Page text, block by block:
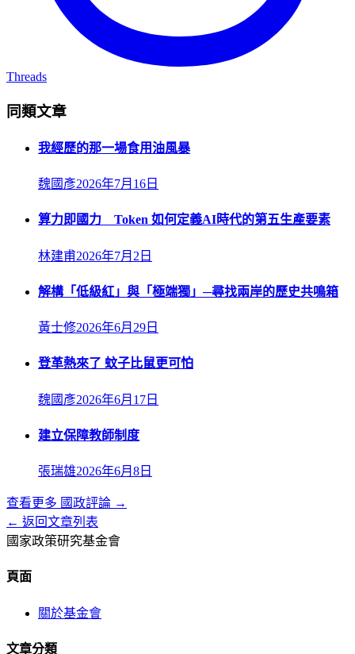
Threads
同類文章
我經歷的那一場食用油風暴
魏國彥2026年7月16日
算力即國力 Token 如何定義AI時代的第五生產要素
林建甫2026年7月2日
解構「低級紅」與「極端獨」─尋找兩岸的歷史共鳴箱
黃士修2026年6月29日
登革熱來了 蚊子比鼠更可怕
魏國彥2026年6月17日
建立保障教師制度
張瑞雄2026年6月8日
查看更多 國政評論 →
← 返回文章列表
國家政策研究基金會
頁面
關於基金會
文章分類